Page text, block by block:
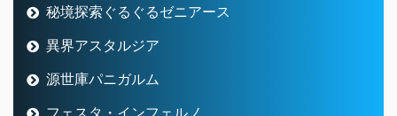
秘境探索ぐるぐるゼニアース
異界アスタルジア
源世庫パニガルム
フェスタ・インフェルノ